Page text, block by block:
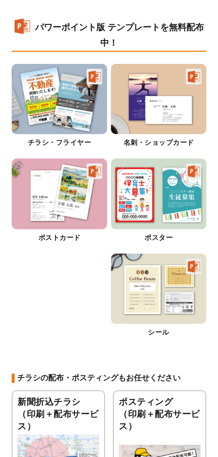
パワーポイント版 テンプレートを無料配布
中！
チラシ・フライヤー 名刺・ショップカード
ポストカード ポスター
シール
チラシの配布・ポスティングもお任せください
新聞折込チラシ
（印刷＋配布サービ
ス）
ポスティング
（印刷＋配布サービ
ス）